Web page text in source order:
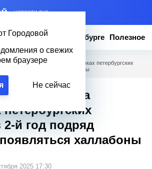
– НОВОСТИ ДНЯ
Городовой
о свежих
браузере
Не сейчас
Вопросы о Петербурге Полезное
/ Уродливый апельсин: на прилавках петербургских
начинают появляться халлабоны
апельсин: на
2-й год подряд
халлабоны
2025 17:30